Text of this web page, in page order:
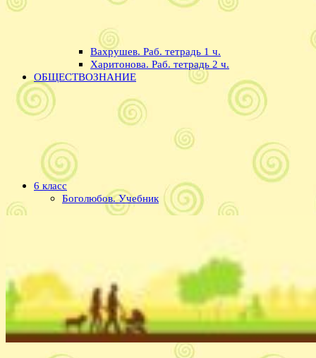
Вахрушев. Раб. тетрадь 1 ч.
Харитонова. Раб. тетрадь 2 ч.
ОБЩЕСТВОЗНАНИЕ
6 класс
Боголюбов. Учебник